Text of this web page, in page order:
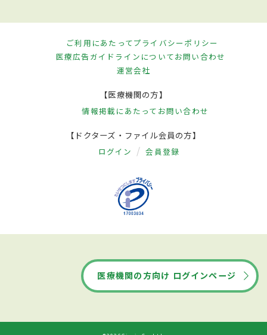
ご利用にあたってプライバシーポリシー
医療広告ガイドラインについてお問い合わせ
運営会社
【医療機関の方】
情報掲載にあたって お問い合わせ
【ドクターズ・ファイル会員の方】
ログイン 会員登録
医療機関の方向け ログインページ